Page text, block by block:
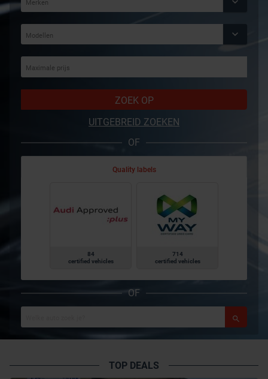
ZOEK OP
UITGEBREID ZOEKEN
OF
Quality labels
84
certified vehicles
714
certified vehicles
OF
TOP DEALS